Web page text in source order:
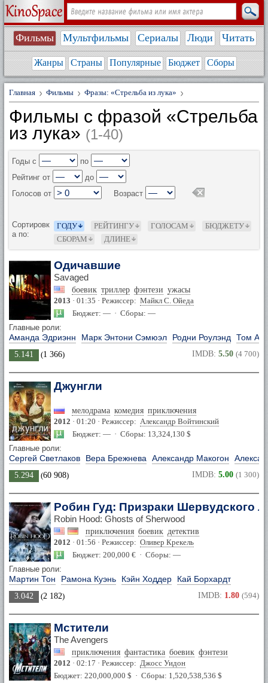
Фильмы Мультфильмы Сериалы Люди Читать
Жанры Страны Популярные Бюджет Сборы
Главная Фильмы Фразы: «Стрельба из лука»
Фильмы с фразой «Стрельба
из лука» (1-40)
Годы с
по
Рейтинг от
до
Голосов от
Возраст
Сортировк
а по:
ГОДУ РЕЙТИНГУ ГОЛОСАМ
БЮДЖЕТУ
СБОРАМ
ДЛИНЕ
Одичавшие
Savaged
боевик триллер фэнтези ужасы
2013 · 01:35 · Режиссер: Майкл С. Ойеда
Бюджет: — · Сборы: —
Главные роли:
Аманда Эдриэнн Марк Энтони Сэмюэл Родни Роулэнд Том
5.141 (1 366) IMDB: 5.50 (4 700)
Джунгли
мелодрама комедия приключения
2012 · 01:20 · Режиссер: Александр Войтинский
Бюджет: — · Сборы: 13,324,130 $
Главные роли:
Сергей Светлаков Вера Брежнева Александр Макогон
5.294 (60 908) IMDB: 5.00 (1 300)
Робин Гуд: Призраки Шервудского
Robin Hood: Ghosts of Sherwood
приключения боевик детектив
2012 · 01:56 · Режиссер: Оливер Крекель
Бюджет: 200,000 € · Сборы: —
Главные роли:
Мартин Тон Рамона Куэнь Кэйн Ходдер Кай Борхардт
3.042 (2 182) IMDB: 1.80 (594)
Мстители
The Avengers
приключения фантастика боевик фэнтези
2012 · 02:17 · Режиссер: Джосс Уидон
Бюджет: 220,000,000 $ · Сборы: 1,520,538,536 $